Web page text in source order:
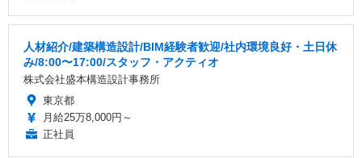
人材紹介/建築構造設計/BIM経験者歓迎/社内環境良好・土日休
み/8:00〜17:00/スタッフ・アクティオ
株式会社盛本構造設計事務所
東京都
月給25万8,000円～
正社員